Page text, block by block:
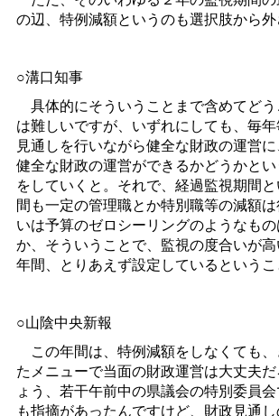
の辺、特例減額というのも選択肢から外
○溝口知事
具体的にそういうことまで含めてどう
は難しいですが、いずれにしても、毎
見通しを行いながら健全な財政の運営
健全な財政の運営ができるかどうかと
をしていくと。それで、経過監視期間
間も一定の管理職とか特別職等の減額
いは予算のゼロシーリングのようなも
か、そういうことで、監視の度合いが
年間、とりあえず設定しているというこ
○山陰中央新報
この年間は、特例減額をしなくても
たメニューで当面の財政運営は大丈夫
ょう、若干午前中の県議会の特別委員
も指摘があったんですけど、財政見通